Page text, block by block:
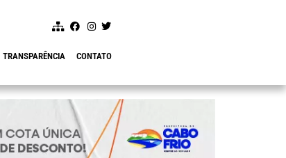
TRANSPARÊNCIA CONTATO